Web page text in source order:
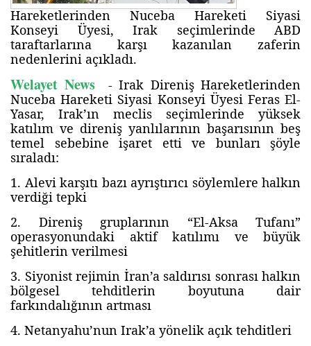
Hareketlerinden Nuceba Hareketi Siyasi
Konseyi Üyesi, Irak seçimlerinde ABD
taraftarlarına karşı kazanılan zaferin
nedenlerini açıkladı.
Welayet News- Irak Direniş Hareketlerinden
Nuceba Hareketi Siyasi Konseyi Üyesi Feras El-
Yasar, Irak’ın meclis seçimlerinde yüksek
katılım ve direniş yanlılarının başarısının beş
temel sebebine işaret etti ve bunları şöyle
sıraladı:
1. Alevi karşıtı bazı ayrıştırıcı söylemlere halkın
verdiği tepki
2. Direniş gruplarının “El-Aksa Tufanı”
operasyonundaki aktif katılımı ve büyük
şehitlerin verilmesi
3. Siyonist rejimin İran’a saldırısı sonrası halkın
bölgesel tehditlerin boyutuna dair
farkındalığının artması
4. Netanyahu’nun Irak’a yönelik açık tehditleri